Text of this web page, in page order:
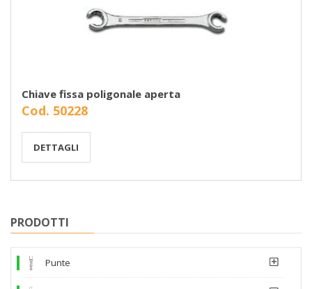
Chiave fissa poligonale aperta
Cod. 50228
DETTAGLI
PRODOTTI
Punte